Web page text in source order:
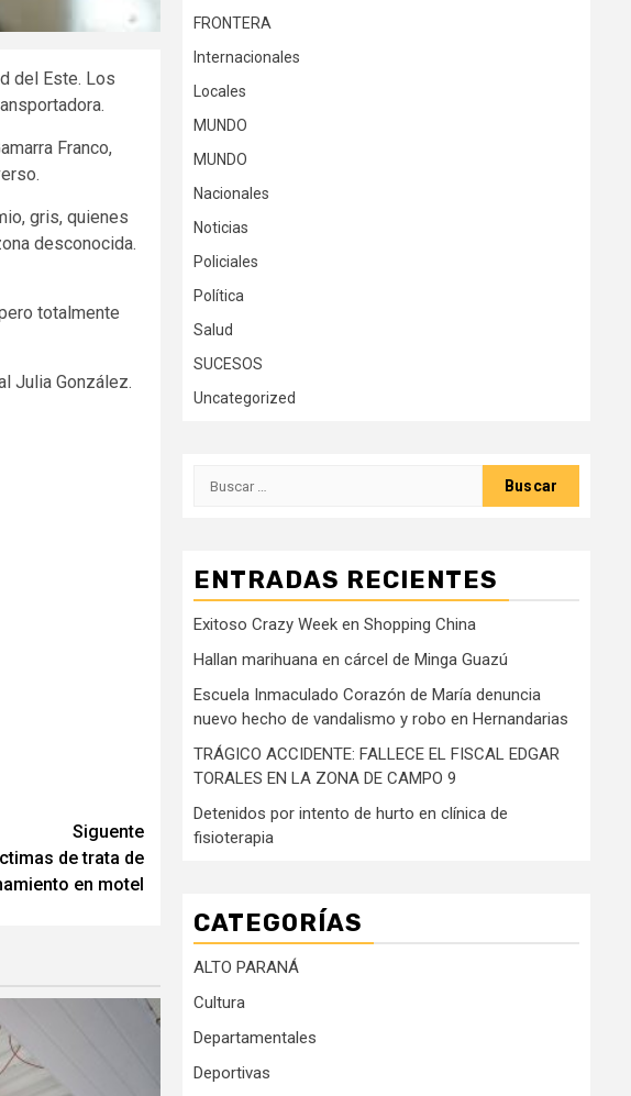
del Este. Los
Franco,
gris, quienes
desconocida.
totalmente
Julia González.
Siguente
de trata de
en motel
FRONTERA
Internacionales
Locales
MUNDO
MUNDO
Nacionales
Noticias
Policiales
Política
Salud
SUCESOS
Uncategorized
Buscar:
ENTRADAS RECIENTES
Exitoso Crazy Week en Shopping China
Hallan marihuana en cárcel de Minga Guazú
Escuela Inmaculado Corazón de María denuncia
nuevo hecho de vandalismo y robo en Hernandarias
TRÁGICO ACCIDENTE: FALLECE EL FISCAL EDGAR
TORALES EN LA ZONA DE CAMPO 9
Detenidos por intento de hurto en clínica de
fisioterapia
CATEGORÍAS
ALTO PARANÁ
Cultura
Departamentales
Deportivas